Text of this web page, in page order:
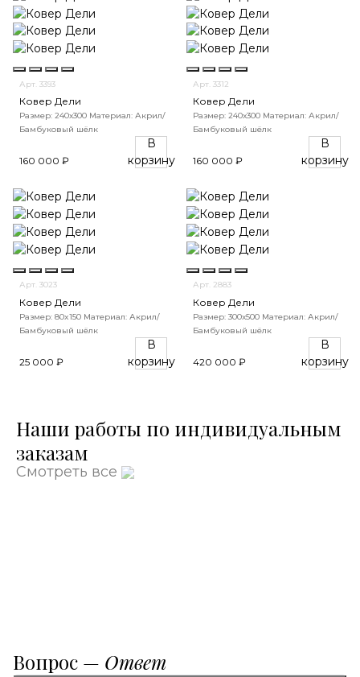
Арт. 3393
Ковер Дели
Размер: 240х300 Материал: Акрил/
Бамбуковый шёлк
160 000 ₽
В
корзину
Арт. 3312
Ковер Дели
Размер: 240х300 Материал: Акрил/
Бамбуковый шёлк
160 000 ₽
В
корзину
Арт. 3023
Ковер Дели
Размер: 80x150 Материал: Акрил/
Бамбуковый шёлк
25 000 ₽
В
корзину
Арт. 2883
Ковер Дели
Размер: 300х500 Материал: Акрил/
Бамбуковый шёлк
420 000 ₽
В
корзину
Наши работы по индивидуальным
заказам
Смотреть все
Вопрос — Ответ